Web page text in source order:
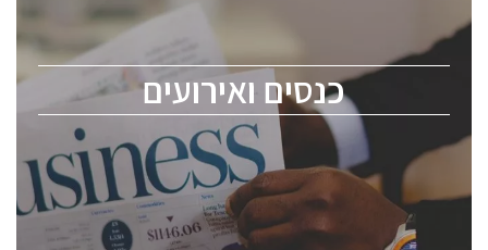
כנסים ואירועים
לכל העוסקים בתעשיית הסמיקונדקטור כולל מהנדסים,
ChipEx2026 will be held on May 12-13, 2026. The
conference is intended for everyone involved in the
semiconductor industry, including engineers,
professional experts, and senior executives.